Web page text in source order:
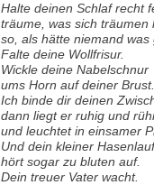
Halte deinen Schlaf recht
träume, was sich träumen
so, als hätte niemand was
Falte deine Wollfrisur.
Wickle deine Nabelschnur
ums Horn auf deiner Brust.
Ich binde dir deinen
dann liegt er ruhig und
und leuchtet in einsamer
Und dein kleiner Hasenlauf
hört sogar zu bluten auf.
Dein treuer Vater wacht.